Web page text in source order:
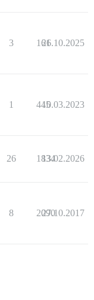
3 161
26.10.2025
1 445
10.03.2023
26 1834
13.02.2026
8 2090
27.10.2017